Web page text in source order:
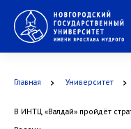
Главная Университет
В ИНТЦ «Валдай» пройдёт